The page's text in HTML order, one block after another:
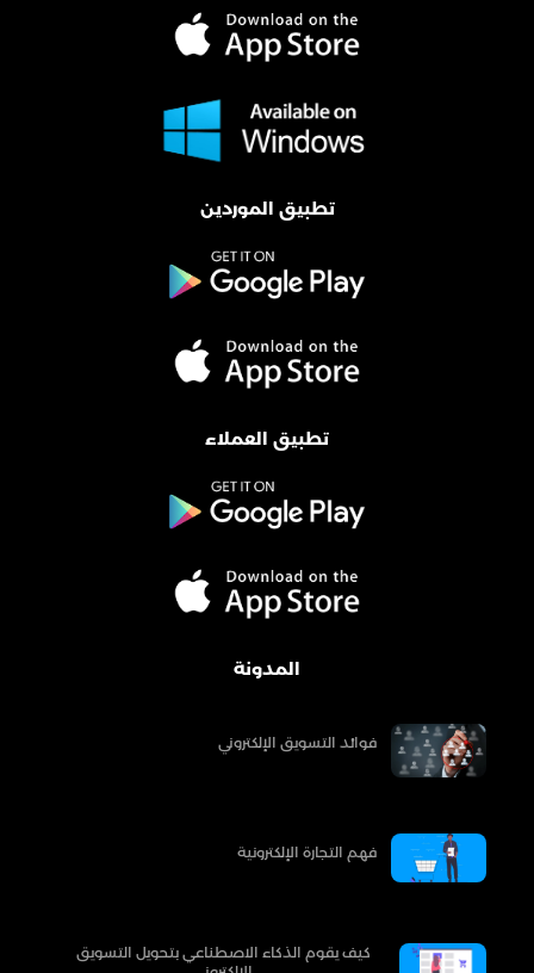
تطبيق الموردين
تطبيق العملاء
المدونة
فوائد التسويق الإلكتروني
فهم التجارة الإلكترونية
كيف يقوم الذكاء الاصطناعي بتحويل التسويق